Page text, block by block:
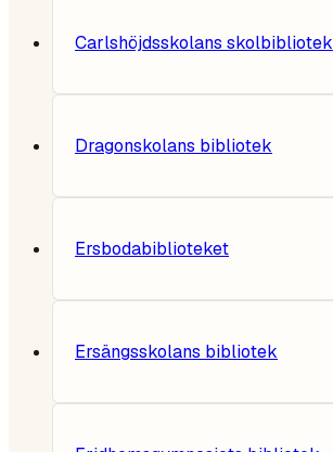
Carlshöjdsskolans skolbibliotek
Dragonskolans bibliotek
Ersbodabiblioteket
Ersängsskolans bibliotek